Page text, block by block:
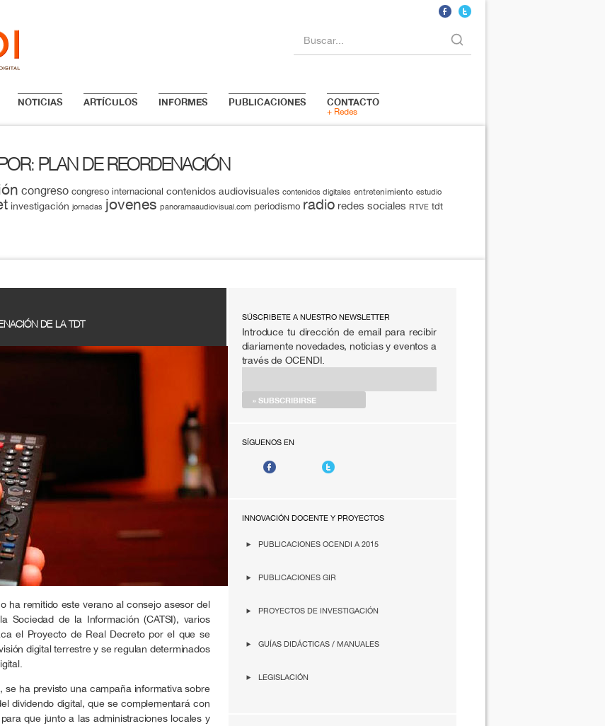
Buscar...
NOTICIAS ARTÍCULOS INFORMES PUBLICACIONES CONTACTO
+ Redes
: PLAN DE REORDENACIÓN
congreso congreso internacional contenidos audiovisuales contenidos digitales entretenimiento estudio
investigación jornadas jovenes panoramaaudiovisual.com periodismo radio redes sociales RTVE tdt
SÚSCRIBETE A NUESTRO NEWSLETTER
Introduce tu dirección de email para recibir
diariamente novedades, noticias y eventos a
través de OCENDI.
SÍGUENOS EN
INNOVACIÓN DOCENTE Y PROYECTOS
PUBLICACIONES OCENDI A 2015
PUBLICACIONES GIR
PROYECTOS DE INVESTIGACIÓN
GUÍAS DIDÁCTICAS / MANUALES
LEGISLACIÓN
DE LA TDT
ha remitido este verano al consejo asesor del
Sociedad de la Información (CATSI), varios
el Proyecto de Real Decreto por el que se
digital terrestre y se regulan determinados
ha previsto una campaña informativa sobre
dividendo digital, que se complementará con
que junto a las administraciones locales y